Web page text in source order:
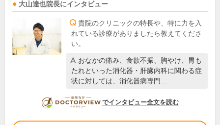
大山達也院長にインタビュー
貴院のクリニックの特長や、特に力を入
れている診療がありましたら教えてくださ
い。
おなかの痛み、食欲不振、胸やけ、胃も
たれといった消化器・肝臓内科に関わる症
状に対しては、消化器病専門…
DOCTORVIEW
でインタビュー全文を読む